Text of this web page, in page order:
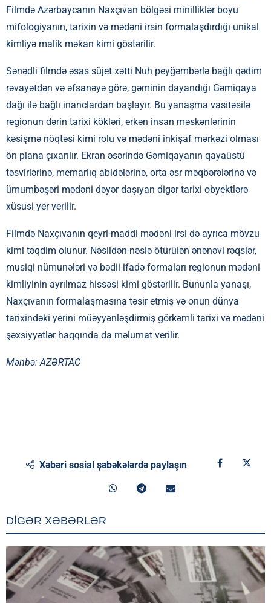
Filmdə Azərbaycanın Naxçıvan bölgəsi minilliklər boyu
mifologiyanın, tarixin və mədəni irsin formalaşdırdığı unikal
kimliyə malik məkan kimi göstərilir.
Sənədli filmdə əsas süjet xətti Nuh peyğəmbərlə bağlı qədim
rəvayətdən və əfsanəyə görə, gəminin dayandığı Gəmiqaya
dağı ilə bağlı inanclardan başlayır. Bu yanaşma vasitəsilə
regionun dərin tarixi kökləri, erkən insan məskənlərinin
kəsişmə nöqtəsi kimi rolu və mədəni inkişaf mərkəzi olması
ön plana çıxarılır. Ekran əsərində Gəmiqayanın qayaüstü
təsvirlərinə, memarlıq abidələrinə, orta əsr məqbərələrinə və
ümumbəşəri mədəni dəyər daşıyan digər tarixi obyektlərə
xüsusi yer verilir.
Filmdə Naxçıvanın qeyri-maddi mədəni irsi də ayrıca mövzu
kimi təqdim olunur. Nəsildən-nəslə ötürülən ənənəvi rəqslər,
musiqi nümunələri və bədii ifadə formaları regionun mədəni
kimliyinin ayrılmaz hissəsi kimi göstərilir. Bununla yanaşı,
Naxçıvanın formalaşmasına təsir etmiş və onun dünya
tarixindəki yerini müəyyənləşdirmiş görkəmli tarixi və mədəni
şəxsiyyətlər haqqında da məlumat verilir.
Mənbə:AZƏRTAC
Xəbəri sosial şəbəkələrdə paylaşın
DİGƏR XƏBƏRLƏR